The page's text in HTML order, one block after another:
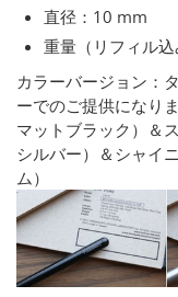
直径：10 mm
重量（リフィル
カラーバージョン：
ーでのご提供になり
マットブラック）＆
シルバー）＆シャイ
ム）